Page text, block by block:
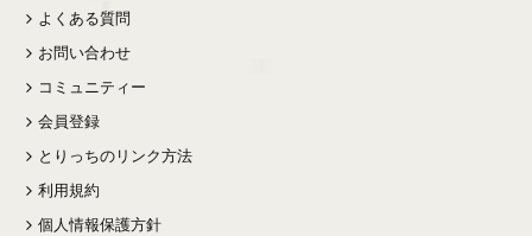
よくある質問
お問い合わせ
コミュニティー
会員登録
とりっちのリンク方法
利用規約
個人情報保護方針